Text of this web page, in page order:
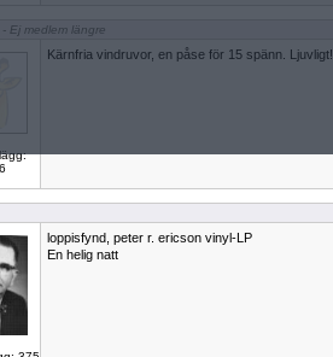
- Ej medlem längre
Kärnfria vindruvor, en påse för 15 spänn. Ljuvligt!
loppisfynd, peter r. ericson vinyl-LP
En helig natt